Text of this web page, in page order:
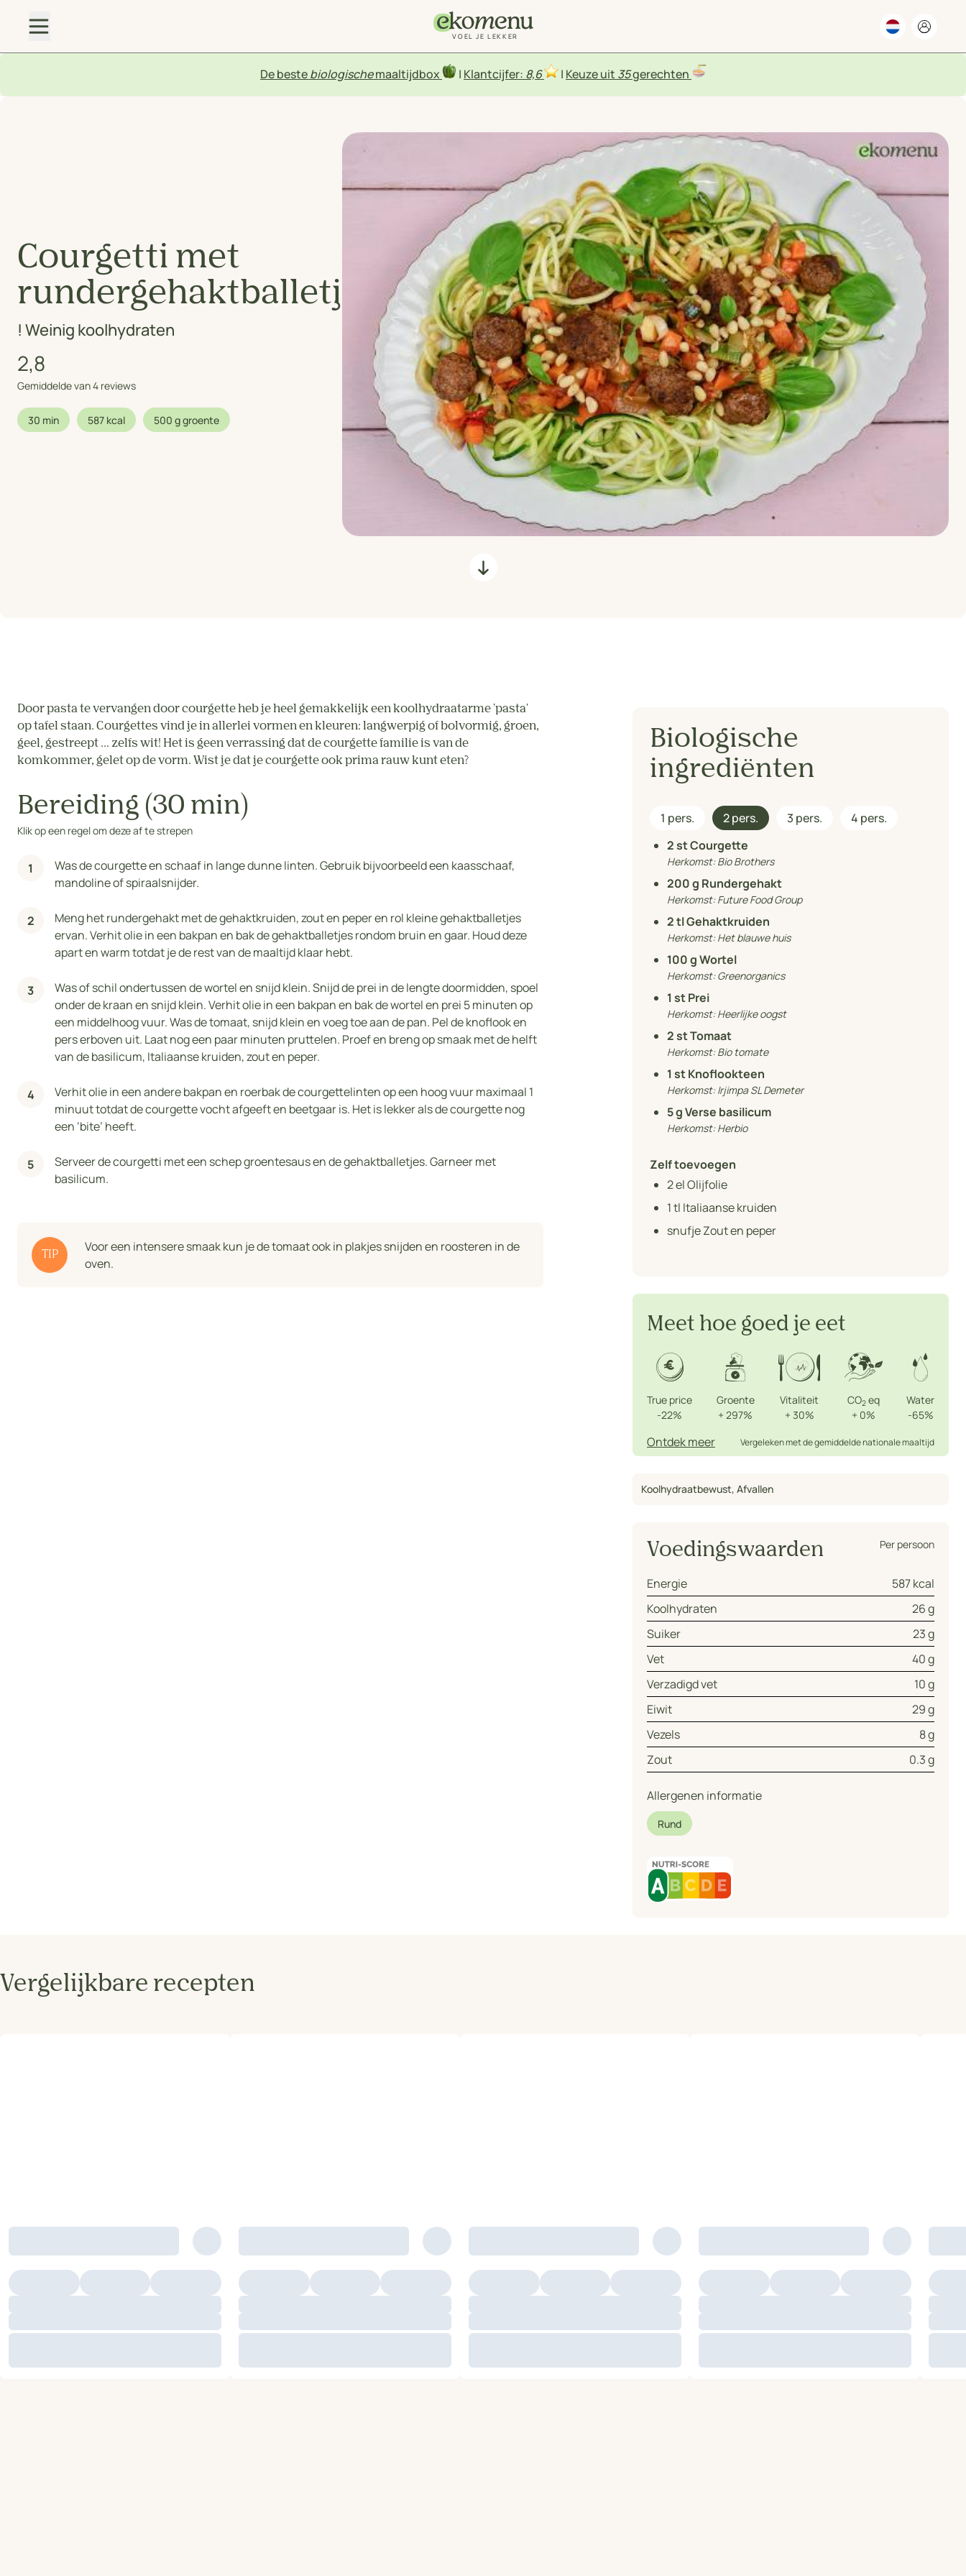
VOEL JE LEKKER
De bestebiologischemaaltijdbox | Klantcijfer: 8,6 | Keuze uit 35gerechten
Courgetti met
rundergehaktballetjes
! Weinig koolhydraten
2,8
Gemiddelde van 4 reviews
30 min 587 kcal 500 g groente
Door pasta te vervangen door courgette heb je heel gemakkelijk een koolhydraatarme 'pasta'
op tafel staan. Courgettes vind je in allerlei vormen en kleuren: langwerpig of bolvormig, groen,
geel, gestreept … zelfs wit! Het is geen verrassing dat de courgette familie is van de
komkommer, gelet op de vorm. Wist je dat je courgette ook prima rauw kunt eten?
Bereiding (30 min)
Klik op een regel om deze af te strepen
Was de courgette en schaaf in lange dunne linten. Gebruik bijvoorbeeld een kaasschaaf,
mandoline of spiraalsnijder.
Meng het rundergehakt met de gehaktkruiden, zout en peper en rol kleine gehaktballetjes
ervan. Verhit olie in een bakpan en bak de gehaktballetjes rondom bruin en gaar. Houd deze
apart en warm totdat je de rest van de maaltijd klaar hebt.
Was of schil ondertussen de wortel en snijd klein. Snijd de prei in de lengte doormidden, spoel
onder de kraan en snijd klein. Verhit olie in een bakpan en bak de wortel en prei 5 minuten op
een middelhoog vuur. Was de tomaat, snijd klein en voeg toe aan de pan. Pel de knoflook en
pers erboven uit. Laat nog een paar minuten pruttelen. Proef en breng op smaak met de helft
van de basilicum, Italiaanse kruiden, zout en peper.
Verhit olie in een andere bakpan en roerbak de courgettelinten op een hoog vuur maximaal 1
minuut totdat de courgette vocht afgeeft en beetgaar is. Het is lekker als de courgette nog
een ‘bite’ heeft.
Serveer de courgetti met een schep groentesaus en de gehaktballetjes. Garneer met
basilicum.
TIP
Voor een intensere smaak kun je de tomaat ook in plakjes snijden en roosteren in de
oven.
Biologische
ingrediënten
1 pers. 2 pers. 3 pers.
4 pers.
2st Courgette
Herkomst:Bio Brothers
200g Rundergehakt
Herkomst:Future Food Group
2tl Gehaktkruiden
Herkomst:Het blauwe huis
100g Wortel
Herkomst:Greenorganics
1 st Prei
Herkomst:Heerlijke oogst
2st Tomaat
Herkomst:Bio tomate
1 st Knoflookteen
Herkomst:Irjimpa SL Demeter
5g Verse basilicum
Herkomst:Herbio
Zelf toevoegen
2el Olijfolie
1tl Italiaanse kruiden
snufje Zout en peper
Meet hoe goed je eet
True price
-22%
Groente
+ 297%
Vitaliteit
+ 30%
CO2eq
+ 0%
Water
-65%
Ontdek meer Vergeleken met de gemiddelde nationale maaltijd
Koolhydraatbewust, Afvallen
Voedingswaarden Per persoon
Energie
587 kcal
Koolhydraten
26 g
Suiker
23 g
Vet
40 g
Verzadigd vet
10 g
Eiwit
29 g
Vezels
8 g
Zout
0.3 g
Allergenen informatie
Rund
Vergelijkbare recepten